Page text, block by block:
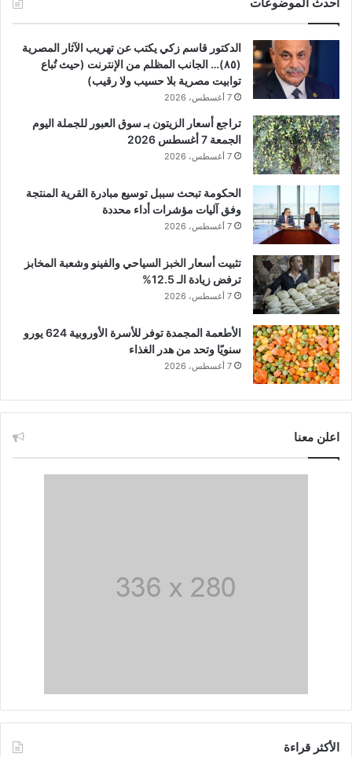
الدكتور قاسم زكي يكتب عن تهريب الآثار المصرية
(٨٥)… الجانب المظلم من الإنترنت (حيث تُباع
توابيت مصرية بلا حسيب ولا رقيب)
7 أغسطس، 2026
تراجع أسعار الزيتون بـ سوق العبور للجملة اليوم
الجمعة 7 أغسطس 2026
7 أغسطس، 2026
الحكومة تبحث سببل توسيع مبادرة القرية المنتجة
وفق آليات مؤشرات أداء محددة
7 أغسطس، 2026
تثبيت أسعار الخبز السياحي والفينو وشعبة المخابز
ترفض زيادة الـ 12.5%
7 أغسطس، 2026
الأطعمة المجمدة توفر للأسرة الأوروبية 624 يورو
سنويًا وتحد من هدر الغذاء
7 أغسطس، 2026
اعلن معنا
الأكثر قراءة